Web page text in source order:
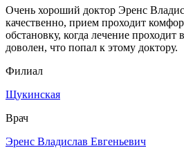
Очень хороший доктор Эренс
качественно, прием проходит
обстановку, когда лечение проходит
доволен, что попал к этому доктору.
Филиал
Щукинская
Врач
Эренс Владислав Евгеньевич